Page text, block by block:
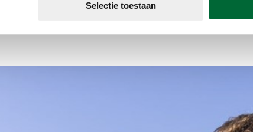
Selectie toestaan